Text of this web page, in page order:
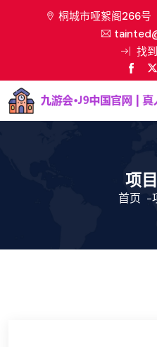
桐城市哑絮阁266号
找
项
首页 -